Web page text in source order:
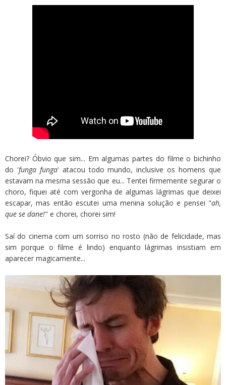
Chorei? Óbvio que sim... Em algumas partes do filme o bichinho
do 'funga funga' atacou todo mundo, inclusive os homens que
estavam na mesma sessão que eu... Tentei firmemente segurar o
choro, fiquei até com vergonha de algumas lágrimas que deixei
escapar, mas então escutei uma menina solução e pensei "ah,
que se dane!" e chorei, chorei sim!
Saí do cinema com um sorriso no rosto (não de felicidade, mas
sim porque o filme é lindo) enquanto lágrimas insistiam em
aparecer magicamente...